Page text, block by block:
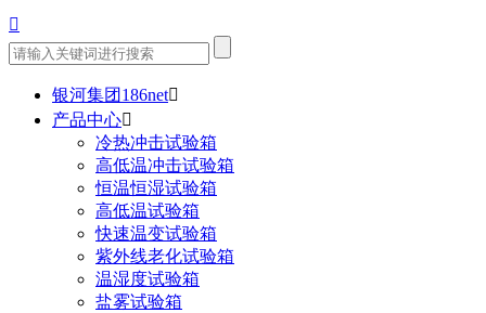

银河集团186net
产品中心
冷热冲击试验箱
高低温冲击试验箱
恒温恒湿试验箱
高低温试验箱
快速温变试验箱
紫外线老化试验箱
温湿度试验箱
盐雾试验箱